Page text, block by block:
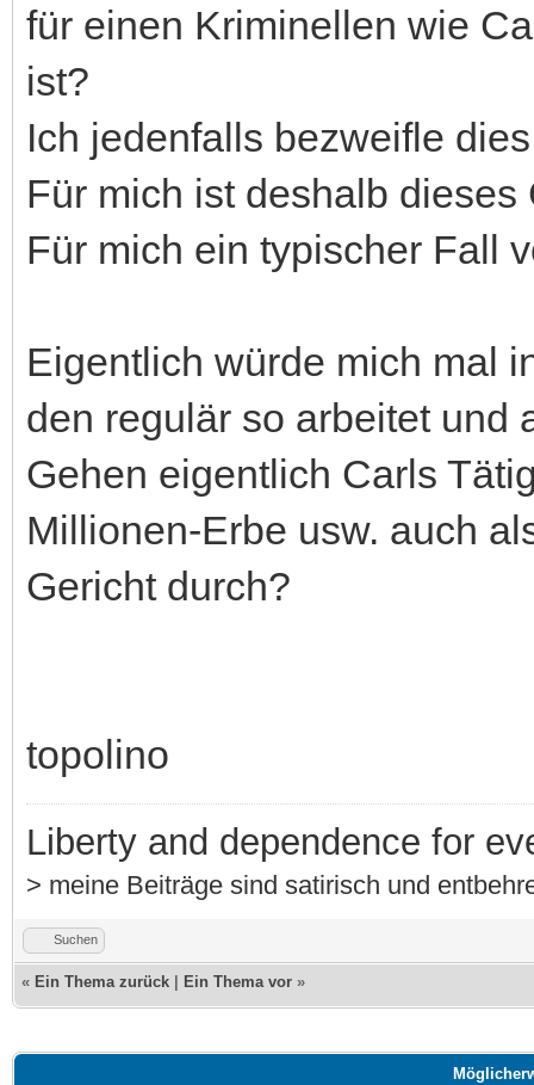
für einen Kriminellen wie
ist?
Ich jedenfalls bezweifle
Für mich ist deshalb
Für mich ein typischer Fall
Eigentlich würde mich mal
den regulär so arbeitet und
Gehen eigentlich Carls
Millionen-Erbe usw. auch
Gericht durch?
topolino
Liberty and dependence for
> meine Beiträge sind satirisch und
Suchen
« Ein Thema zurück Ein Thema vor »